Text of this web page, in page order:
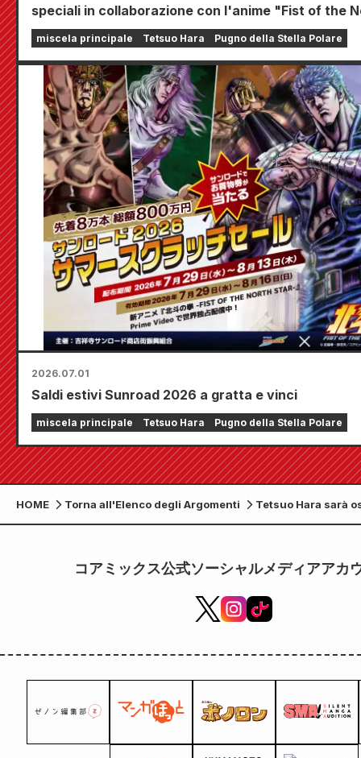
speciali in collaborazione con l'anime "Fist of the
al Tokyo Camping Car Show 2026.
miscela principale Tetsuo Hara Pugno della Stella Polare
2026.07.01
Saldi estivi Sunroad 2026 a gratta e vinci
miscela principale Tetsuo Hara Pugno della Stella Polare
HOME Torna all'Elenco degli Argomenti
Tetsuo Hara sarà
コアミックス公式ソーシャルメディアアカ